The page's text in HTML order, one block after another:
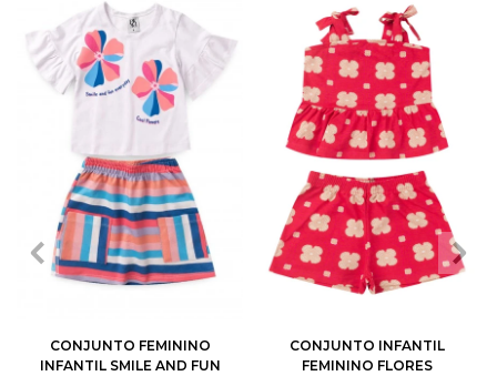
2 3 4 6 8
CONJUNTO FEMININO
INFANTIL SMILE AND FUN
2 3 8
CONJUNTO INFANTIL
FEMININO FLORES